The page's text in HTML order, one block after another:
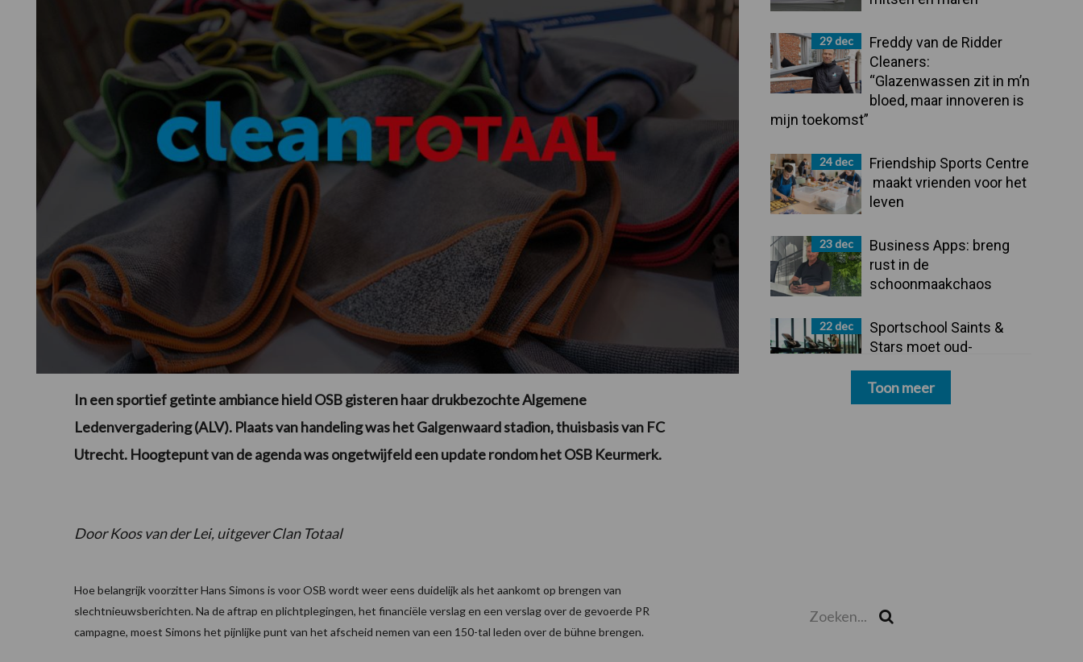
In een sportief getinte ambiance hield OSB gisteren haar drukbezochte Algemene
Ledenvergadering (ALV). Plaats van handeling was het Galgenwaard stadion, thuisbasis van FC
Utrecht. Hoogtepunt van de agenda was ongetwijfeld een update rondom het OSB Keurmerk.
Door Koos van der Lei, uitgever Clan Totaal
Hoe belangrijk voorzitter Hans Simons is voor OSB wordt weer eens duidelijk als het aankomt op brengen van
slechtnieuwsberichten. Na de aftrap en plichtplegingen, het financiële verslag en een verslag over de gevoerde PR
campagne, moest Simons het pijnlijke punt van het afscheid nemen van een 150-tal leden over de bühne brengen.
29 dec
Freddy van de Ridder
Cleaners:
“Glazenwassen zit in m’n
bloed, maar innoveren is
mijn toekomst”
24 dec
Friendship Sports Centre
maakt vrienden voor het
leven
23 dec
Business Apps: breng
rust in de
schoonmaakchaos
22 dec
Sportschool Saints &
Stars moet oud-
betalen
Toon meer